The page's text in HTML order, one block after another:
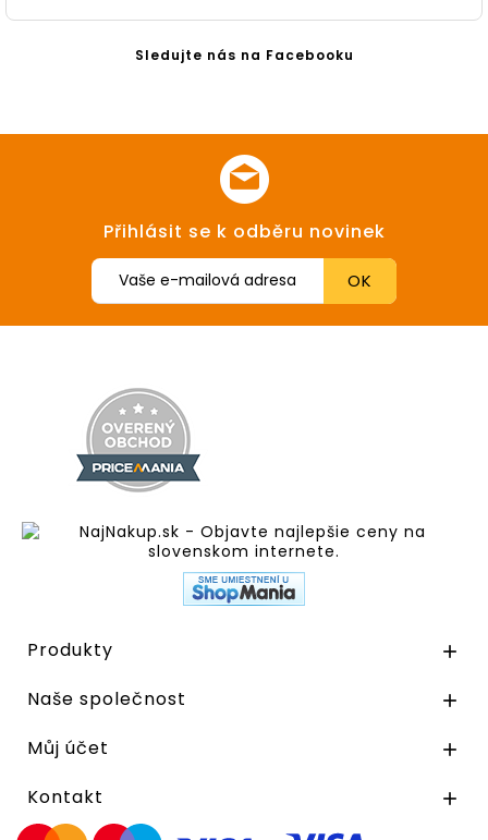
Sledujte nás na Facebooku
Přihlásit se k odběru novinek
Produkty 
Naše společnost 
Můj účet 
Kontakt 